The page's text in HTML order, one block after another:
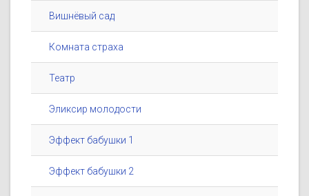
Вишнёвый сад
Комната страха
Театр
Эликсир молодости
Эффект бабушки 1
Эффект бабушки 2